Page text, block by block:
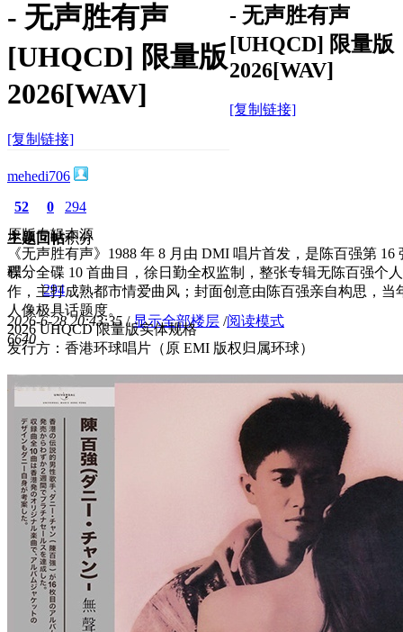
- 无声胜有声
[UHQCD] 限量版
2026[WAV]
[复制链接]
- 无声胜有声
[UHQCD] 限量版
2026[WAV]
[复制链接]
mehedi706
52
主题
0
回帖
294
积分
积分
294
2026-6-28 20:43:35 / 显示全部楼层 /阅读模式
6640
原版专辑本源
《无声胜有声》1988 年 8 月由 DMI 唱片首发，是陈百强第 16
碟，全碟 10 首曲目，徐日勤全权监制，整张专辑无陈百强个
作，主打成熟都市情爱曲风；封面创意由陈百强亲自构思，当
人像极具话题度。
2026 UHQCD 限量版实体规格
发行方：香港环球唱片（原 EMI 版权归属环球）